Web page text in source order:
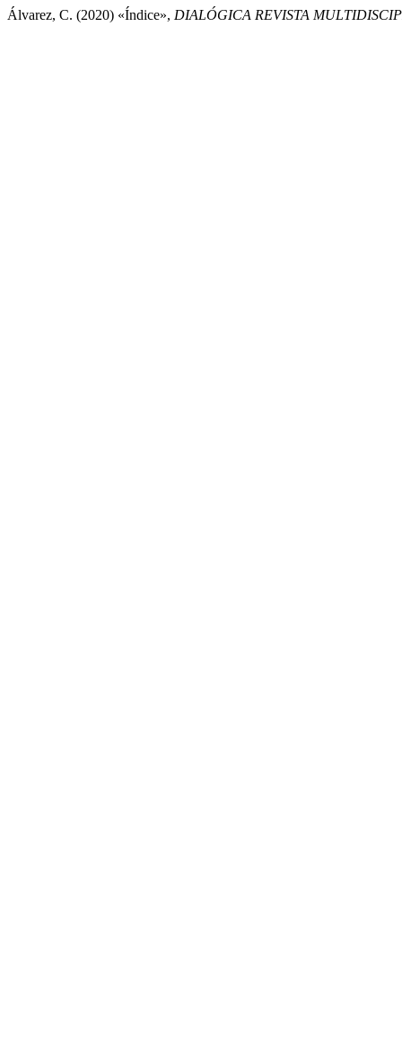
Álvarez, C. (2020) «Índice», DIALÓGICA REVISTA